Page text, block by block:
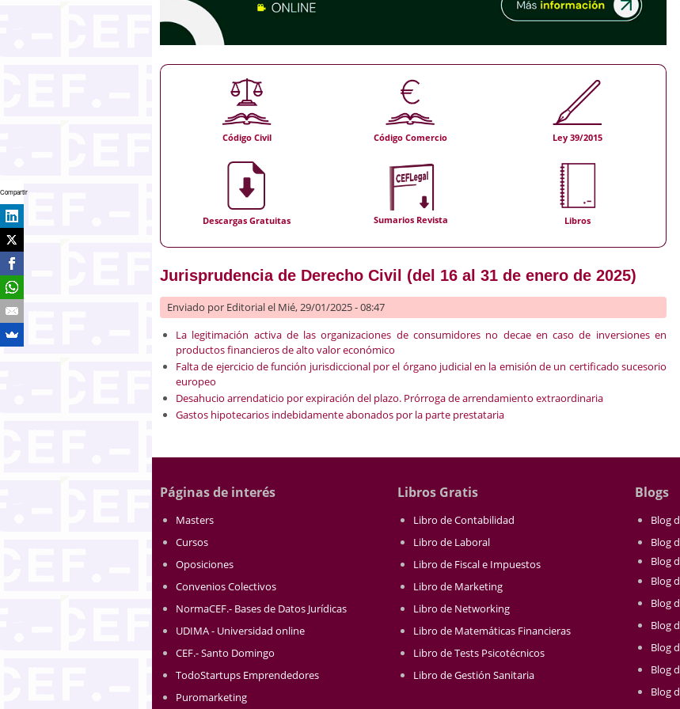
Código Civil Código Comercio Ley 39/2015
Descargas Gratuitas Sumarios Revista Libros
Jurisprudencia de Derecho Civil (del 16 al 31 de enero de 2025)
Enviado por Editorialel Mié, 29/01/2025 - 08:47
La legitimación activa de las organizaciones de consumidores no decae en caso de inversiones en
productos financieros de alto valor económico
Falta de ejercicio de función jurisdiccional por el órgano judicial en la emisión de un certificado sucesorio
europeo
Desahucio arrendaticio por expiración del plazo. Prórroga de arrendamiento extraordinaria
Gastos hipotecarios indebidamente abonados por la parte prestataria
Páginas de interés
Masters
Cursos
Oposiciones
Convenios Colectivos
NormaCEF.- Bases de Datos Jurídicas
UDIMA - Universidad online
CEF.- Santo Domingo
TodoStartups Emprendedores
Puromarketing
Libros Gratis
Libro de Contabilidad
Libro de Laboral
Libro de Fiscal e Impuestos
Libro de Marketing
Libro de Networking
Libro de Matemáticas Financieras
Libro de Tests Psicotécnicos
Libro de Gestión Sanitaria
Blogs
Blog
Blog
Blog
Blog
Blog
Blog
Blog
Blog
Blog
Compartir